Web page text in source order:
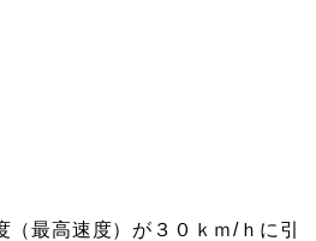
最高速度）が３０ｋｍ/ｈに引